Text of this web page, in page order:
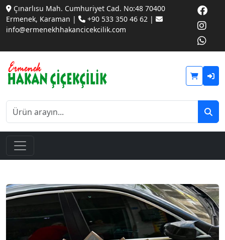
Çınarlısu Mah. Cumhuriyet Cad. No:48 70400
Ermenek, Karaman |
+90 533 350 46 62 |
info@ermenekhhakancicekcilik.com